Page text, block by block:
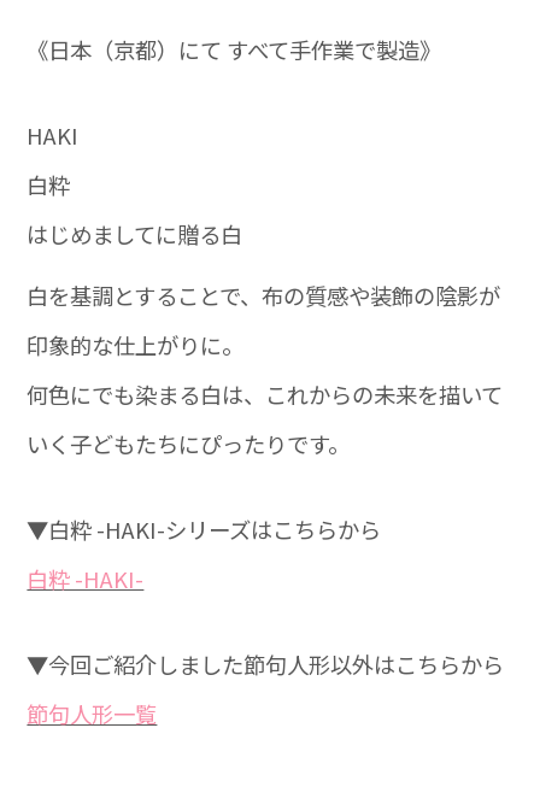
《日本（京都）にて すべて手作業で製造》
HAKI
白粋
はじめましてに贈る白
白を基調とすることで、布の質感や装飾の陰影が
印象的な仕上がりに。
何色にでも染まる白は、これからの未来を描いて
いく子どもたちにぴったりです。
▼白粋 -HAKI-シリーズはこちらから
白粋 -HAKI-
▼今回ご紹介しました節句人形以外はこちらから
節句人形一覧